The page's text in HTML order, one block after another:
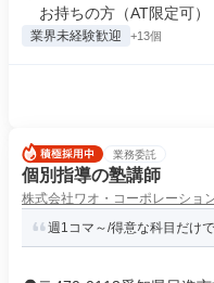
お持ちの方（AT限定可）
業界未経験歓迎 +13個
業務委託
個別指導の塾講師
株式会社ワオ・コーポレーショ
週1コマ～/得意な科目だけ